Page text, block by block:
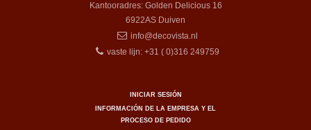
Kantooradres: Golden Delicious 16
6922AS Duiven
info@decovista.nl
vaste lijn: +31 ( 0)316 249759
INICIAR SESIÓN
INFORMACIÓN DE LA EMPRESA Y EL
PROCESO DE PEDIDO